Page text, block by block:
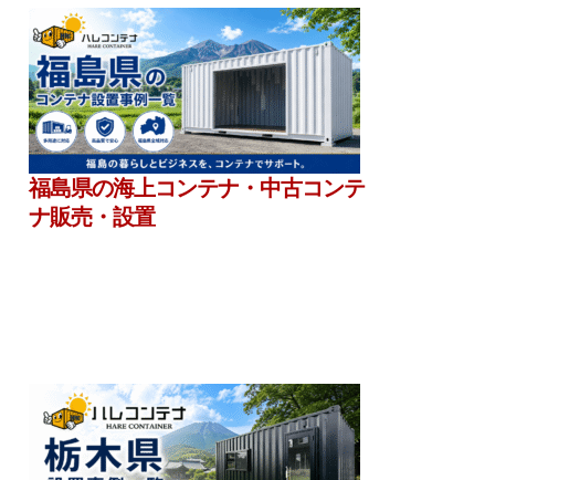
福島県の海上コンテナ・中古コンテ
ナ販売・設置